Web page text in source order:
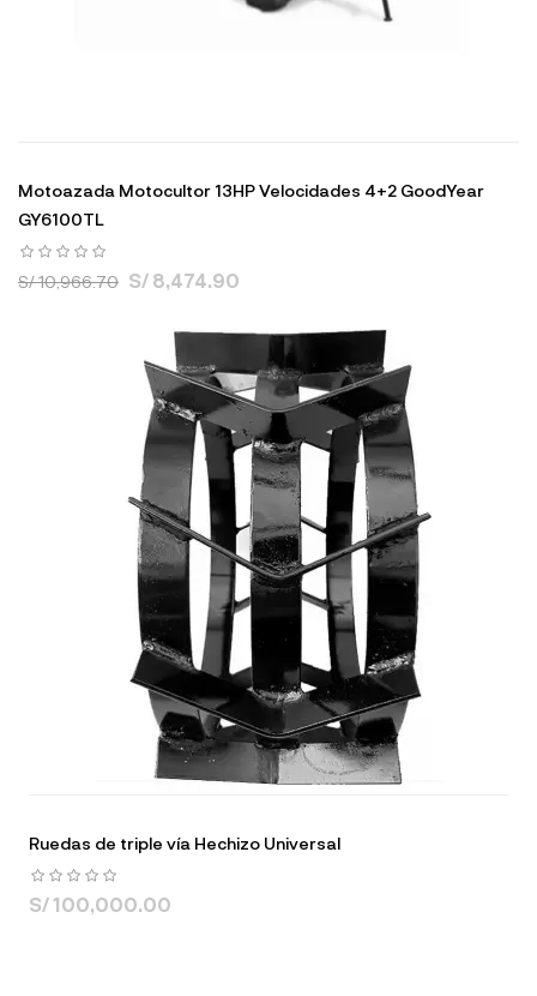
Motoazada Motocultor 13HP Velocidades 4+2 GoodYear
GY6100TL
S/ 10,966.70 S/ 8,474.90
Ruedas de triple vía Hechizo Universal
S/ 100,000.00